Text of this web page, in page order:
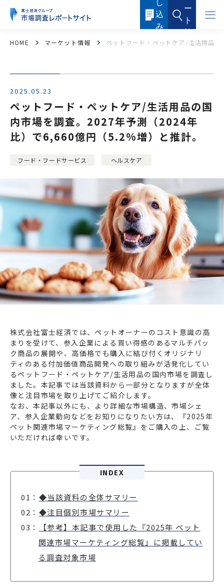
し
込
み
内
ー
ト
検
索
フード・フードサービス ヘルスケア
産業機器・制御機器 電子機器・電子部品
ICTソリューション・サービス ケミカル・マテリアル
エネルギー 環境・社会・インフラ
建築・住宅 自動車・輸送
その他
HOME マーケット情報 ペットフード・ペットケア/生活用品
2025.05.23
ペットフード・ペットケア/生活用品の国
内市場を調査。2027年予測（2024年
比）で6,660億円（5.2%増）と推計。
フード・フードサービス ヘルスケア
株式会社富士経済では、ペットオーナーのコスト意識の高
まりを受けて、参入企業による買い得感のあるマルチパッ
ク商品の展開や、高価格でも購入に結び付くオリジナリ
ティのある付加価値商品開発への取り組みが活発化してい
るペットフード・ペットケア/生活用品の国内市場を調査し
ました。本記事では当該資料から一部分となりますが全体
像と注目市場を取り上げてご紹介します。
なお、本記事以外にも、より詳細な市場構造、市場シェ
ア、参入企業動向などをお知りになりたい方は、『2025年
ペット関連市場マーケティング総覧』をご購入の上、ご覧
いただければ幸いです。
INDEX
◆当該資料の全体サマリー
◆注目個別市場サマリー
【参考】本記事で使用した『2025年 ペット
関連市場マーケティング総覧』に掲載してい
る調査対象市場